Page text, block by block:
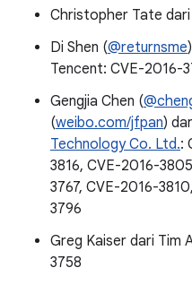
Christopher Tate
Di Shen (@returnsme
Tencent: CVE-2016-
Gengjia Chen (
(weibo.com/jfpan)
Technology Co. Ltd.:
3816, CVE-2016-
3767, CVE-2016-
3796
Greg Kaiser dari Tim
3758